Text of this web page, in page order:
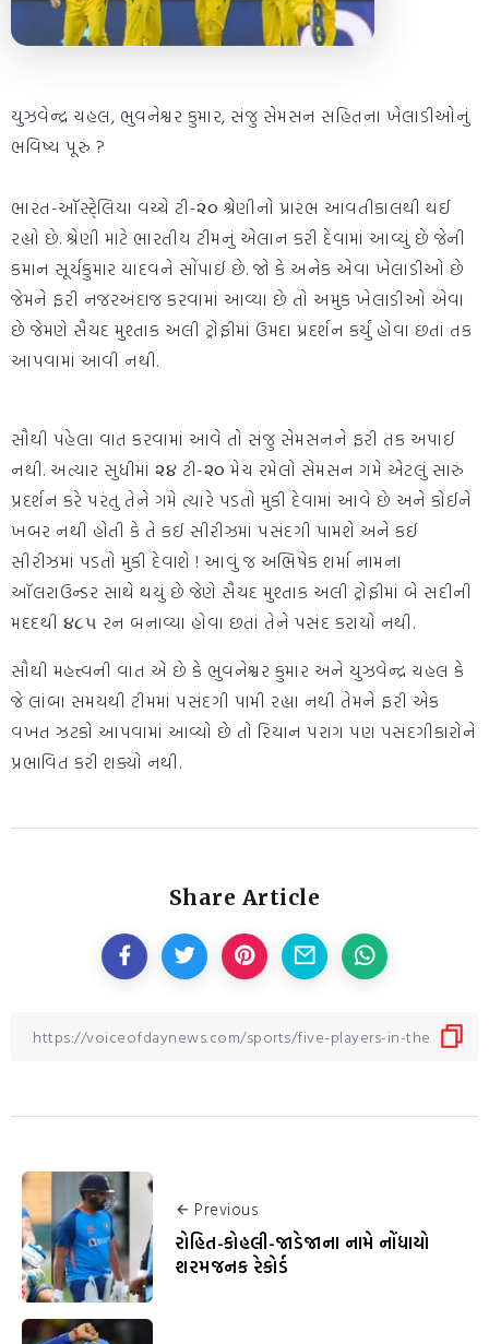
યુઝવેન્દ્ર ચહલ, ભુવનેશ્વર કુમાર, સંજુ સેમસન સહિતના ખેલાડીઓનું
ભવિષ્ય પૂરું ?
ભારત-ઑસ્ટે્લિયા વચ્ચે ટી-૨૦ શ્રેણીનો પ્રારંભ આવતીકાલથી થઈ
રહ્યો છે. શ્રેણી માટે ભારતીય ટીમનું એલાન કરી દેવામાં આવ્યું છે જેની
કમાન સૂર્યકુમાર યાદવને સોંપાઈ છે. જો કે અનેક એવા ખેલાડીઓ છે
જેમને ફરી નજરઅંદાજ કરવામાં આવ્યા છે તો અમુક ખેલાડીઓ એવા
છે જેમણે સૈયદ મુશ્તાક અલી ટ્રોફીમાં ઉમદા પ્રદર્શન કર્યું હોવા છતાં તક
આપવામાં આવી નથી.
સૌથી પહેલા વાત કરવામાં આવે તો સંજુ સેમસનને ફરી તક અપાઈ
નથી. અત્યાર સુધીમાં ૨૪ ટી-૨૦ મેચ રમેલો સેમસન ગમે એટલું સારું
પ્રદર્શન કરે પરંતુ તેને ગમે ત્યારે પડતો મુકી દેવામાં આવે છે અને કોઈને
ખબર નથી હોતી કે તે કઈ સીરીઝમાં પસંદગી પામશે અને કઈ
સીરીઝમાં પડતો મુકી દેવાશે ! આવું જ અભિષેક શર્મા નામના
ઑલરાઉન્ડર સાથે થયું છે જેણે સૈયદ મુશ્તાક અલી ટ્રોફીમાં બે સદીની
મદદથી ૪૮૫ રન બનાવ્યા હોવા છતાં તેને પસંદ કરાયો નથી.
સૌથી મહત્ત્વની વાત એ છે કે ભુવનેશ્વર કુમાર અને યુઝવેન્દ્ર ચહલ કે
જે લાંબા સમયથી ટીમમાં પસંદગી પામી રહ્યા નથી તેમને ફરી એક
વખત ઝટકો આપવામાં આવ્યો છે તો રિયાન પરાગ પણ પસંદગીકારોને
પ્રભાવિત કરી શક્યો નથી.
Share Article
Previous
રોહિત-કોહલી-જાડેજાના નામે નોંધાયો
શરમજનક રેકોર્ડ